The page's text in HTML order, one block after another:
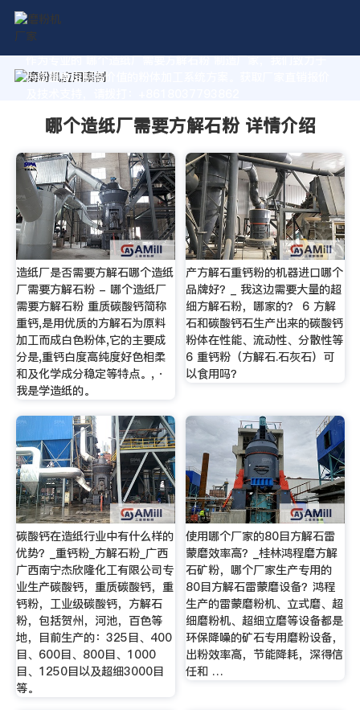
作为专业的 哪个造纸厂需要方解石粉 制造厂家，我们致力于
为您量身定制高价值的粉体加工系统方案。获取厂家直销报价
哪个造纸厂需要方解石粉 详情介绍
造纸厂是否需要方解石哪个造纸
厂需要方解石粉 - 哪个造纸厂
需要方解石粉 重质碳酸钙简称
重钙,是用优质的方解石为原料
加工而成白色粉体,它的主要成
分是,重钙白度高纯度好色相柔
和及化学成分稳定等特点。, ·
我是学造纸的。
产方解石重钙粉的机器进口哪个
品牌好？_ 我这边需要大量的超
细方解石粉，哪家的？ 6 方解
石和碳酸钙石生产出来的碳酸钙
粉体在性能、流动性、分散性等
6 重钙粉（方解石.石灰石）可
以食用吗？
碳酸钙在造纸行业中有什么样的
优势？_重钙粉_方解石粉_广西
广西南宁杰欣隆化工有限公司专
业生产碳酸钙，重质碳酸钙，重
钙粉，工业级碳酸钙，方解石
粉，包括贺州，河池，百色等
地，目前生产的：325目、400
目、600目、800目、1000
目、1250目以及超细3000目
等。
使用哪个厂家的80目方解石雷
蒙磨效率高？_桂林鸿程磨方解
石矿粉，哪个厂家生产专用的
80目方解石雷蒙磨设备？鸿程
生产的雷蒙磨粉机、立式磨、超
细磨粉机、超细立磨等设备都是
环保降噪的矿石专用磨粉设备，
出粉效率高，节能降耗，深得信
任和 …